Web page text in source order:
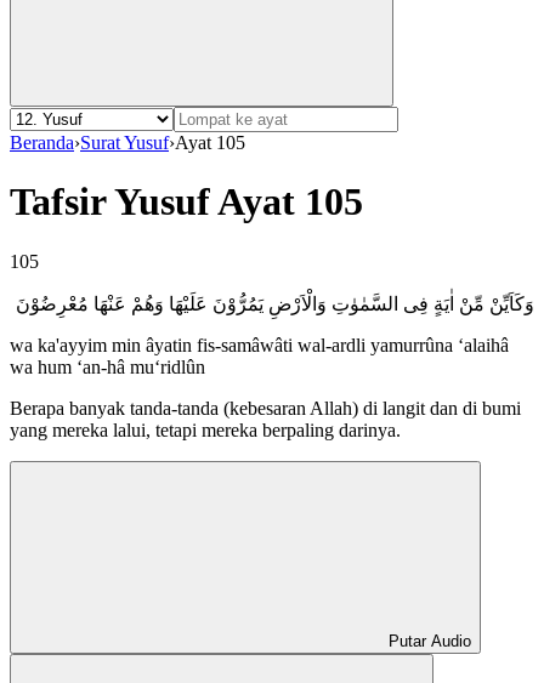
Beranda›Surat Yusuf›Ayat 105
Tafsir Yusuf Ayat 105
105
وَكَاَيِّنْ مِّنْ اٰيَةٍ فِى السَّمٰوٰتِ وَالْاَرْضِ يَمُرُّوْنَ عَلَيْهَا وَهُمْ عَنْهَا مُعْرِضُوْنَ
wa ka'ayyim min âyatin fis-samâwâti wal-ardli yamurrûna ‘alaihâ
wa hum ‘an-hâ mu‘ridlûn
Berapa banyak tanda-tanda (kebesaran Allah) di langit dan di bumi
yang mereka lalui, tetapi mereka berpaling darinya.
Putar Audio